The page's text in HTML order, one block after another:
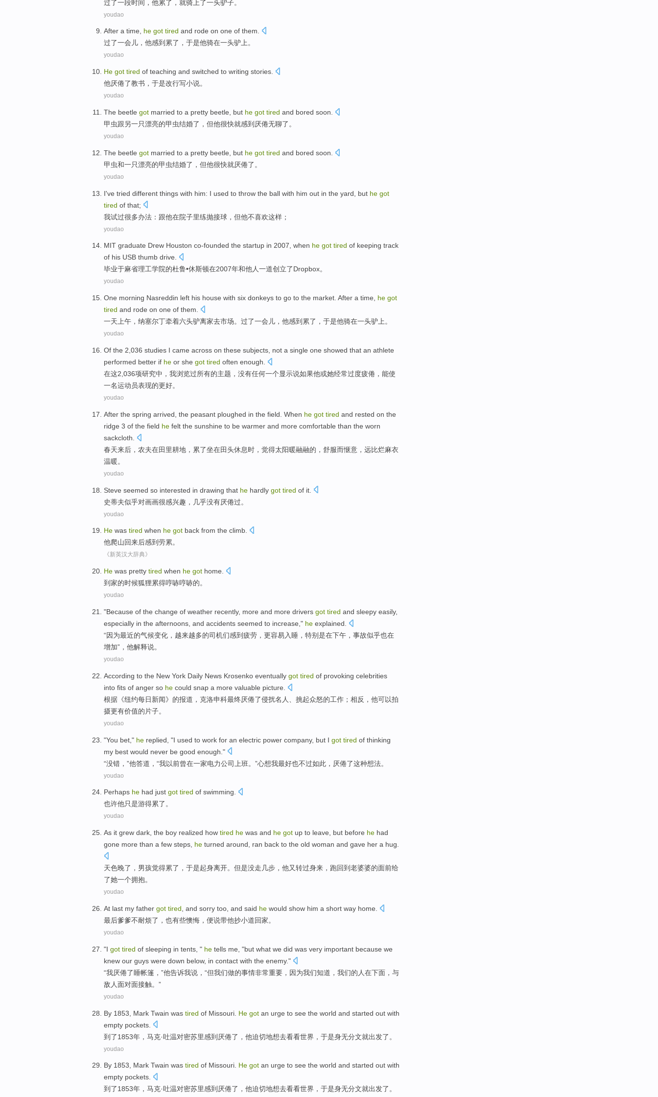
过了一段时间 ， 他累了， 就骑 上了一头驴子。
youdao
After a time, he got tired and rode on one of them.
过了一会儿， 他感到 累了， 于是他骑在一头驴上。
youdao
He got tired of teaching and switched to writing stories
他厌倦了教书 ， 于是改行写小说。
youdao
The beetle got married to a pretty beetle, but he got tired and bored soon
甲虫跟另一只漂亮的甲虫结婚了， 但他很快就感到厌倦无聊了。
youdao
The beetle got married to a pretty beetle, but he got tired and bored soon
甲虫和一只漂亮的甲虫结婚了， 但他很快就厌倦了 。
youdao
I've tried different things with him: I used to throw the ball with him out in the yard but he got
tired of that;
我试过很多办法： 跟他在院子里练抛接球 ，但他不喜欢这样；
youdao
MIT graduate Drew Houston co-founded the startup in 2007, when he got tired of keeping track
of his USB thumb drive.
毕业于麻省理工学院的杜鲁•休斯顿在2007年和他人一道创立了Dropbox。
youdao
One morning Nasreddin left his house with six donkeys to go to the market . After a time, he got
tired and rode on one of them.
一天上午 ，纳塞尔丁牵着六头驴离家去市场。过了一会儿， 他感到 累了， 于是他骑在一头驴上。
youdao
Of the 2,036 studies I came across on these subjects not a single one showed that an athlete
performed better if he or she got tired often enough.
在这2,036项研究中， 我浏览过所有的主题 ， 没有任何一个显示说如果他或她经常过度疲倦 ，能使
一名运动员表现的更好。
youdao
After the spring arrived the peasant ploughed in the field. When he got tired and rested on the
ridge 3 of the field he felt the sunshine to be warmer and more comfortable than the worn
sackcloth
春天来后， 农夫在田里耕地 ， 累了坐在田头休息时 ， 觉得太阳暖融融的 ， 舒服而惬意，远比烂麻衣
温暖。
youdao
Steve seemed so interested in drawing that he hardly got tired of it.
史蒂夫似乎对画画很感兴趣，几乎没有厌倦过。
youdao
He was tired when he got back from the climb.
他爬山回来后感到劳累。
《新英汉大辞典》
He was pretty tired when he got home
到家的时候狐狸累得哼哧哼哧的。
youdao
"Because of the change of weather recently, more and more drivers got tired and sleepy easily,
especially in the afternoons , and accidents seemed to increase ," he explained
“因为最近的气候变化 ， 越来越多的司机们感到疲劳， 更容易 入睡 ， 特别是在下午 ， 事故似乎也在
增加”，他解释说。
youdao
According to the New York Daily News Krosenko eventually got tired of provoking celebrities
into fits of anger so he could snap a more valuable picture
根据 《纽约每日新闻》 的报道，克洛申科最终厌倦了侵扰名人、挑起众怒的工作；相反， 他可以拍
摄更有价值的片子。
youdao
"You bet ," he replied , "I used to work for an electric power company, but I got tired of thinking
my best would never be good enough."
“没错 ，”他答道 ，“我以前曾在一家电力公司 上班。”心想我最好也不过如此， 厌倦了这种想法。
youdao
Perhaps he had just got tired of swimming.
也许他只是游得累了。
youdao
As it grew dark the boy realized how tired he was and he got up to leave but before he had
gone more than a few steps he turned around, ran back to the old woman and gave her a hug
天色晚了， 男孩觉得累了 ，于是起身离开。 但是没走 几步 ， 他又转过身来 ， 跑回到老婆婆的面前给
了她一个拥抱。
youdao
At last my father got tired and sorry too , and said he would show him a short way home
最后爹爹不耐烦了， 也有些懊悔 ， 便说带他抄小道回家。
youdao
"I got tired of sleeping in tents , " he tells me , "but what we did was very important because we
knew our guys were down below, in contact with the enemy."
“我厌倦了睡帐篷 ，”他告诉我说，“但我们做的事情非常重要 ， 因为我们知道 ， 我们的 人在下面 ， 与
敌人面对面接触。”
youdao
By 1853, Mark Twain was tired of Missouri He got an urge to see the world and started out with
empty pockets.
到了1853年， 马克·吐温对密苏里感到厌倦了 ， 他迫切地想去看看世界 ，于是身无分文就出发了。
youdao
By 1853, Mark Twain was tired of Missouri. He got an urge to see the world and started out with
empty pockets.
到了1853年， 马克·吐温对密苏里感到厌倦了 ， 他迫切地想去看看世界 ，于是身无分文就出发了。